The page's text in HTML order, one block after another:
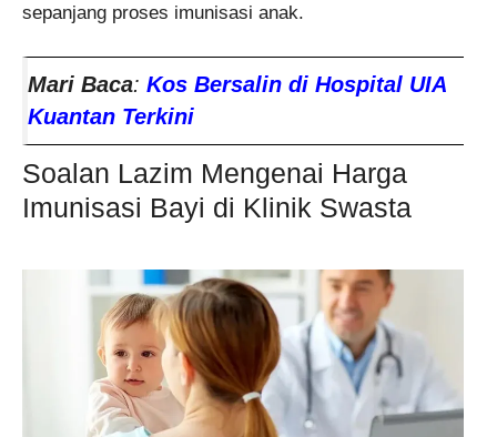
sepanjang proses imunisasi anak.
Mari Baca: Kos Bersalin di Hospital UIA
Kuantan Terkini
Soalan Lazim Mengenai Harga
Imunisasi Bayi di Klinik Swasta